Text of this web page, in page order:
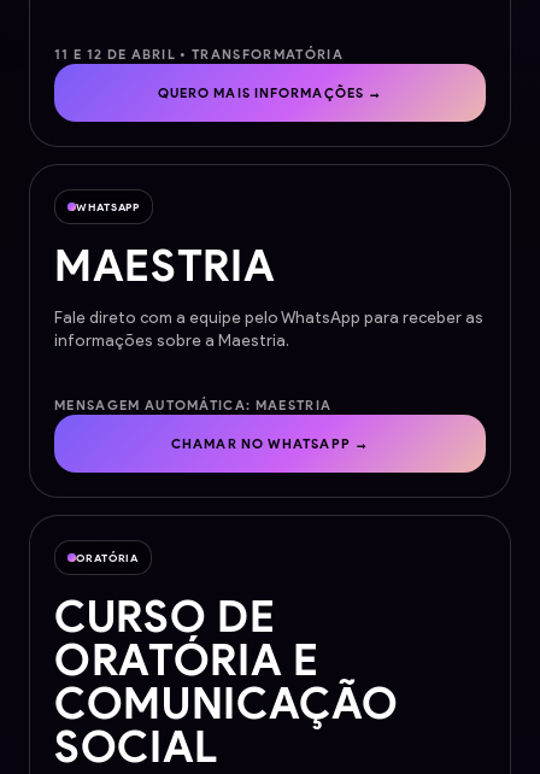
11 E 12 DE ABRIL • TRANSFORMATÓRIA
QUERO MAIS INFORMAÇÕES →
WHATSAPP
MAESTRIA
Fale direto com a equipe pelo WhatsApp para receber as
informações sobre a Maestria.
MENSAGEM AUTOMÁTICA: MAESTRIA
CHAMAR NO WHATSAPP →
ORATÓRIA
CURSO DE
ORATÓRIA E
COMUNICAÇÃO
SOCIAL